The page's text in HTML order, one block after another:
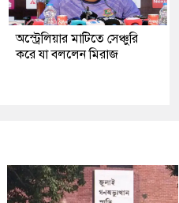
অস্ট্রেলিয়ার মাটিতে সেঞ্চুরি
করে যা বললেন মিরাজ